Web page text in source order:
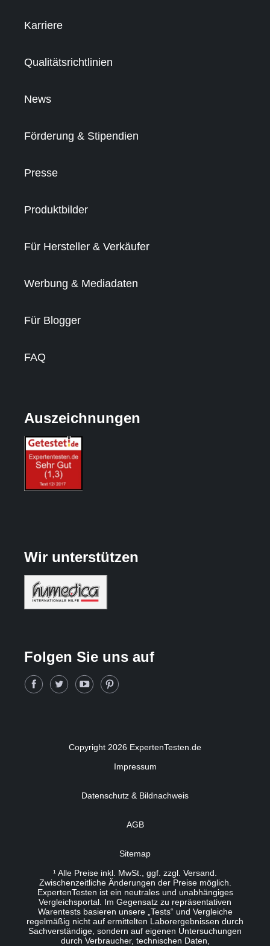
Karriere
Qualitätsrichtlinien
News
Förderung & Stipendien
Presse
Produktbilder
Für Hersteller & Verkäufer
Werbung & Mediadaten
Für Blogger
FAQ
Auszeichnungen
Wir unterstützen
Folgen Sie uns auf
Copyright 2026 ExpertenTesten.de
Impressum
Datenschutz & Bildnachweis
AGB
Sitemap
¹ Alle Preise inkl. MwSt., ggf. zzgl. Versand.
Zwischenzeitliche Änderungen der Preise möglich.
ExpertenTesten ist ein neutrales und unabhängiges
Vergleichsportal. Im Gegensatz zu repräsentativen
Warentests basieren unsere „Tests“ und Vergleiche
regelmäßig nicht auf ermittelten Laborergebnissen durch
Sachverständige, sondern auf eigenen Untersuchungen
durch Verbraucher, technischen Daten,